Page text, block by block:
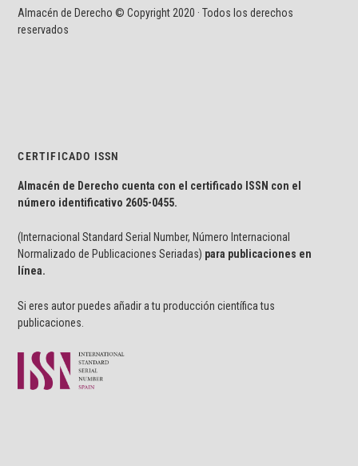
Almacén de Derecho © Copyright 2020 · Todos los derechos
reservados
CERTIFICADO ISSN
Almacén de Derecho cuenta con el certificado ISSN con el
número identificativo 2605-0455.
(Internacional Standard Serial Number, Número Internacional
Normalizado de Publicaciones Seriadas) para publicaciones en
línea.
Si eres autor puedes añadir a tu producción científica tus
publicaciones.